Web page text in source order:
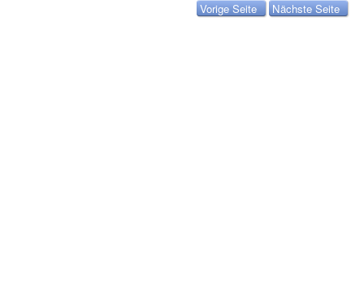
Vorige Seite Nächste Seite